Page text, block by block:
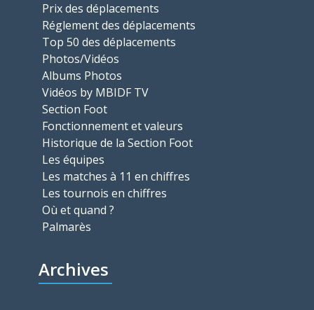
Prix des déplacements
Réglement des déplacements
Top 50 des déplacements
Photos/Vidéos
Albums Photos
Vidéos by MBIDF TV
Section Foot
Fonctionnement et valeurs
Historique de la Section Foot
Les équipes
Les matches à 11 en chiffres
Les tournois en chiffres
Où et quand ?
Palmarès
Archives